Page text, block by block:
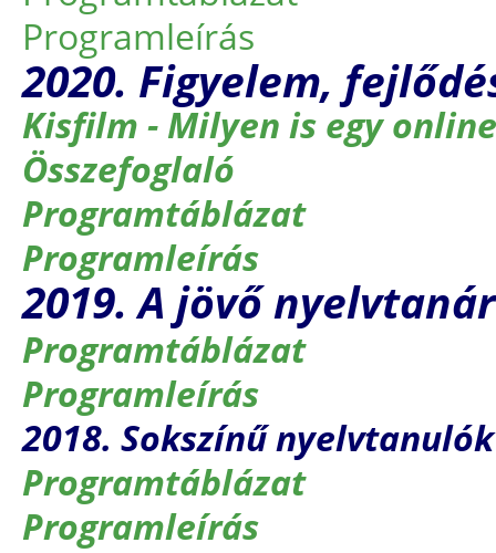
Programleírás
2020. Figyelem,
Kisfilm - Milyen is egy
Összefoglaló
Programtáblázat
Programleírás
2019. A jövő
Programtáblázat
Programleírás
2018. Sokszínű
Programtáblázat
Programleírás